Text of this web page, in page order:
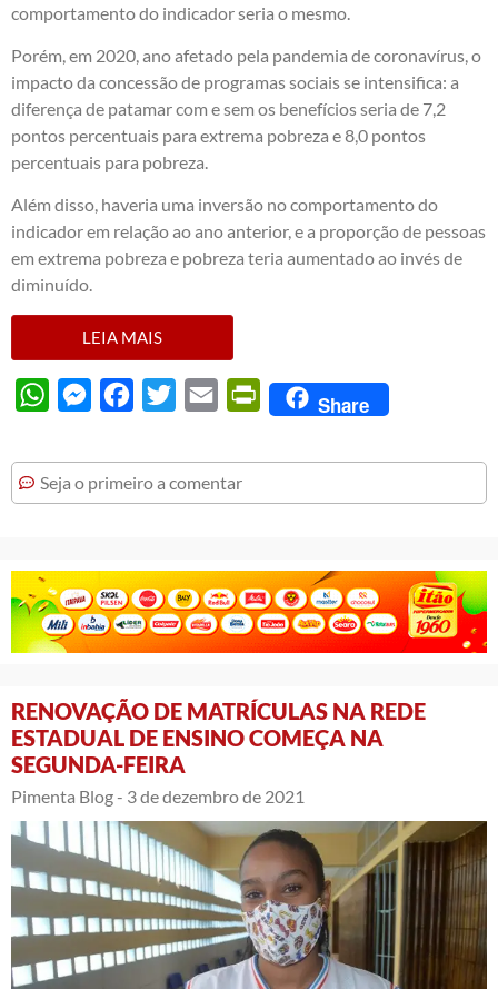
comportamento do indicador seria o mesmo.
Porém, em 2020, ano afetado pela pandemia de coronavírus, o
impacto da concessão de programas sociais se intensifica: a
diferença de patamar com e sem os benefícios seria de 7,2
pontos percentuais para extrema pobreza e 8,0 pontos
percentuais para pobreza.
Além disso, haveria uma inversão no comportamento do
indicador em relação ao ano anterior, e a proporção de pessoas
em extrema pobreza e pobreza teria aumentado ao invés de
diminuído.
LEIA MAIS
WhatsAppMessengerFacebook
Twitter Email PrintFriendly
Share
Seja o primeiro a comentar
RENOVAÇÃO DE MATRÍCULAS NA REDE
ESTADUAL DE ENSINO COMEÇA NA
SEGUNDA-FEIRA
Pimenta Blog - 3 de dezembro de 2021